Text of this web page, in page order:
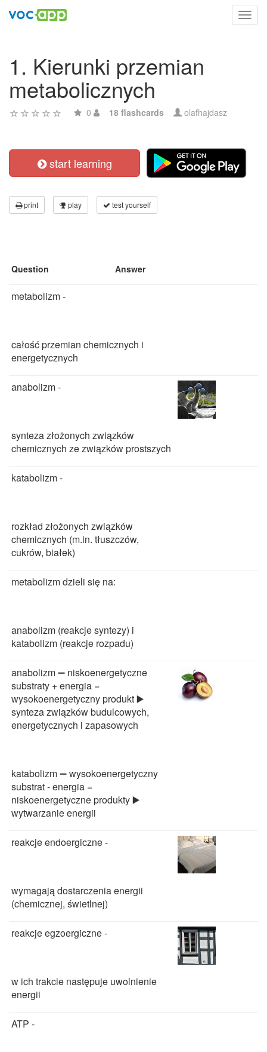
1. Kierunki przemian
metabolicznych
0 18 flashcards olafhajdasz
start learning
print play test yourself
Question Answer
metabolizm -
całość przemian chemicznych i
energetycznych
anabolizm -
synteza złożonych związków
chemicznych ze związków prostszych
katabolizm -
rozkład złożonych związków
chemicznych (m.in. tłuszczów,
cukrów, białek)
metabolizm dzieli się na:
anabolizm (reakcje syntezy) i
katabolizm (reakcje rozpadu)
anabolizm ➖ niskoenergetyczne
substraty + energia =
wysokoenergetyczny produkt ▶️
synteza związków budulcowych,
energetycznych i zapasowych
katabolizm ➖ wysokoenergetyczny
substrat - energia =
niskoenergetyczne produkty ▶️
wytwarzanie energii
reakcje endoergiczne -
wymagają dostarczenia energii
(chemicznej, świetlnej)
reakcje egzoergiczne -
w ich trakcie następuje uwolnienie
energii
ATP -